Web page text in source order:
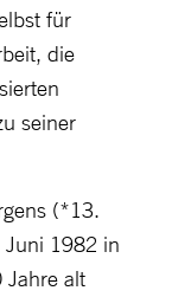
für
die
seiner
(*13.
1982 in
Jahre alt